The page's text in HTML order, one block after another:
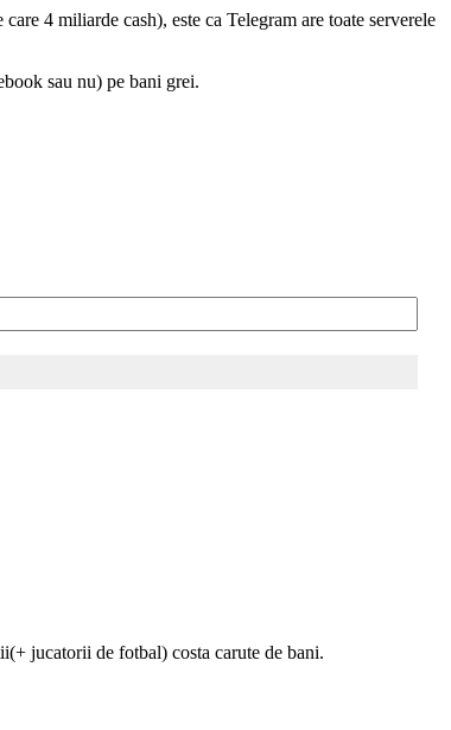
4 miliarde cash), este ca Telegram are toate serverele
sau nu) pe bani grei.
jucatorii de fotbal) costa carute de bani.